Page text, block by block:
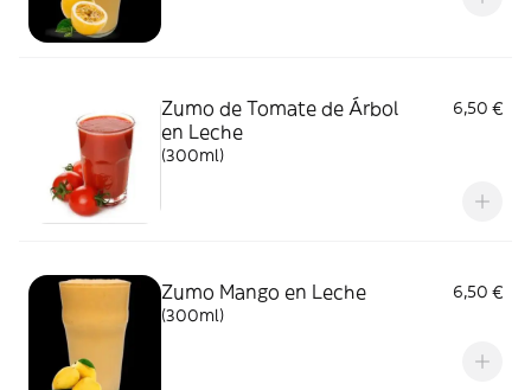
Zumo de Tomate de Árbol
en Leche
6,50 €
(300ml)
Zumo Mango en Leche
6,50 €
(300ml)